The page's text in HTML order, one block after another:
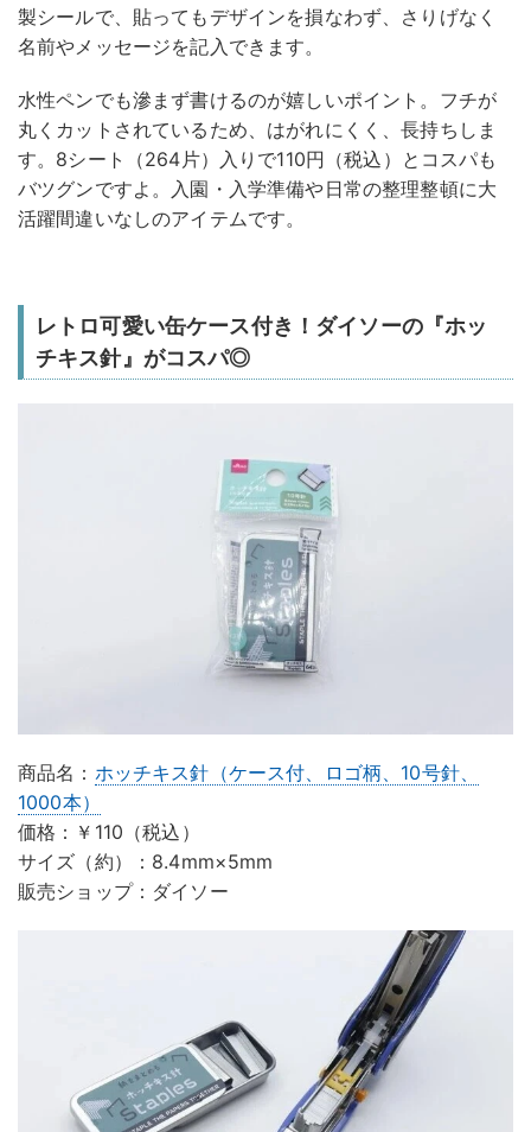
製シールで、貼ってもデザインを損なわず、さりげなく
名前やメッセージを記入できます。
水性ペンでも滲まず書けるのが嬉しいポイント。フチが
丸くカットされているため、はがれにくく、長持ちしま
す。8シート（264片）入りで110円（税込）とコスパも
バツグンですよ。入園・入学準備や日常の整理整頓に大
活躍間違いなしのアイテムです。
レトロ可愛い缶ケース付き！ダイソーの『ホッ
チキス針』がコスパ◎
商品名： ホッチキス針（ケース付、ロゴ柄、10号針、
1000本）
価格：￥110（税込）
サイズ（約）：8.4mm×5mm
販売ショップ：ダイソー